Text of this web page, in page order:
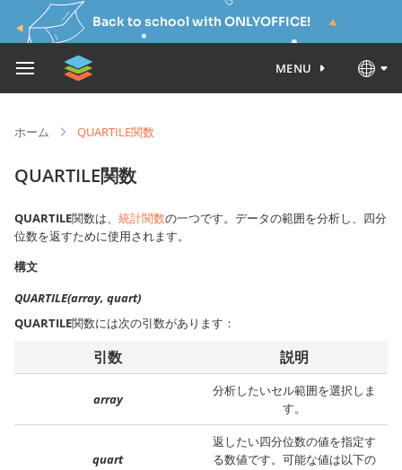
Back to school with ONLYOFFICE!
MENU
ホーム QUARTILE関数
QUARTILE関数
QUARTILE関数は、 統計関数の一つです。データの範囲を分析し、四分
位数を返すために使用されます。
構文
QUARTILE(array, quart)
QUARTILE関数には次の引数があります：
引数 説明
array
分析したいセル範囲を選択しま
す。
quart
返したい四分位数の値を指定す
る数値です。可能な値は以下の